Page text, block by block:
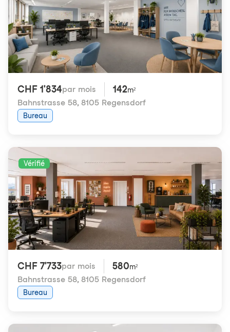
CHF 1'834par mois 142m²
Bahnstrasse 58, 8105 Regensdorf
Bureau
Vérifié
CHF 7'733par mois 580m²
Bahnstrasse 58, 8105 Regensdorf
Bureau